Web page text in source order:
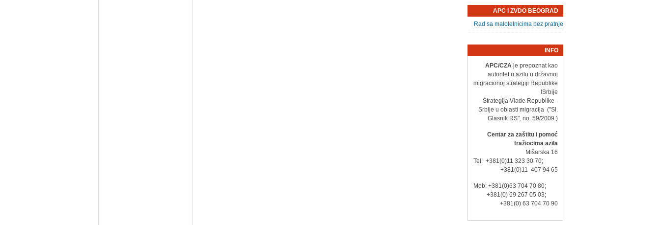
APC I ZVDO BEOGRAD
Rad sa maloletnicima bez pratnje
INFO
APC/CZA je prepoznat kao
autoritet u azilu u državnoj
migracionoj strategiji Republike
Srbije!
- Strategija Vlade Republike
Srbije u oblasti migracija ("Sl.
Glasnik RS", no. 59/2009.)
Centar za zaštitu i pomoć
tražiocima azila
Mišarska 16
Tel: +381(0)11 323 30 70;
+381(0)11 407 94 65
Mob: +381(0)63 704 70 80;
+381(0) 69 267 05 03;
+381(0) 63 704 70 90